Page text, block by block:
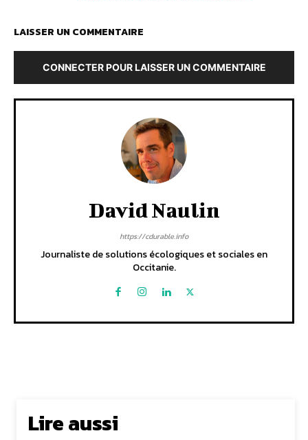
LAISSER UN COMMENTAIRE
CONNECTER POUR LAISSER UN COMMENTAIRE
David Naulin
https://cdurable.info
Journaliste de solutions écologiques et sociales en
Occitanie.
Lire aussi